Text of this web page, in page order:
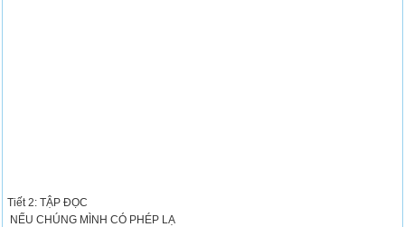
Tiết 2: TẬP ĐỌC
NẾU CHÚNG MÌNH CÓ PHÉP LẠ